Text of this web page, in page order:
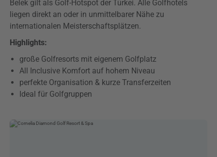
Belek gilt als Golf-Hotspot der Türkei. Alle Golfhotels
liegen direkt an oder in unmittelbarer Nähe zu
internationalen Meisterschaftsplätzen.
Highlights:
große Golfresorts mit eigenem Golfplatz
All Inclusive Komfort auf hohem Niveau
perfekte Organisation & kurze Transferzeiten
Ideal für Golfgruppen